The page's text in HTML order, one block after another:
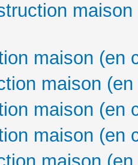
maison (en
maison
maison (en
maison (en